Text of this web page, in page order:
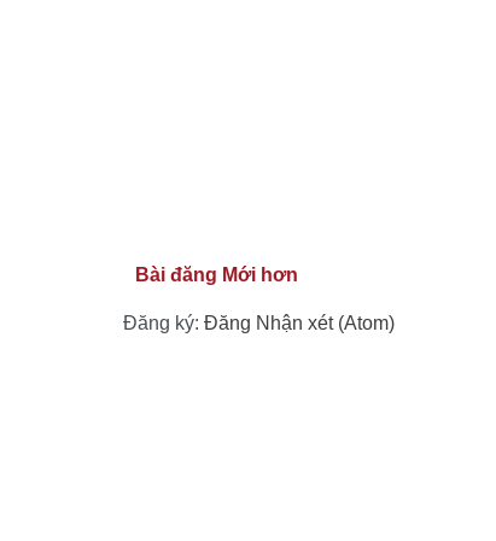
Bài đăng Mới hơn
Đăng ký: Đăng Nhận xét (Atom)